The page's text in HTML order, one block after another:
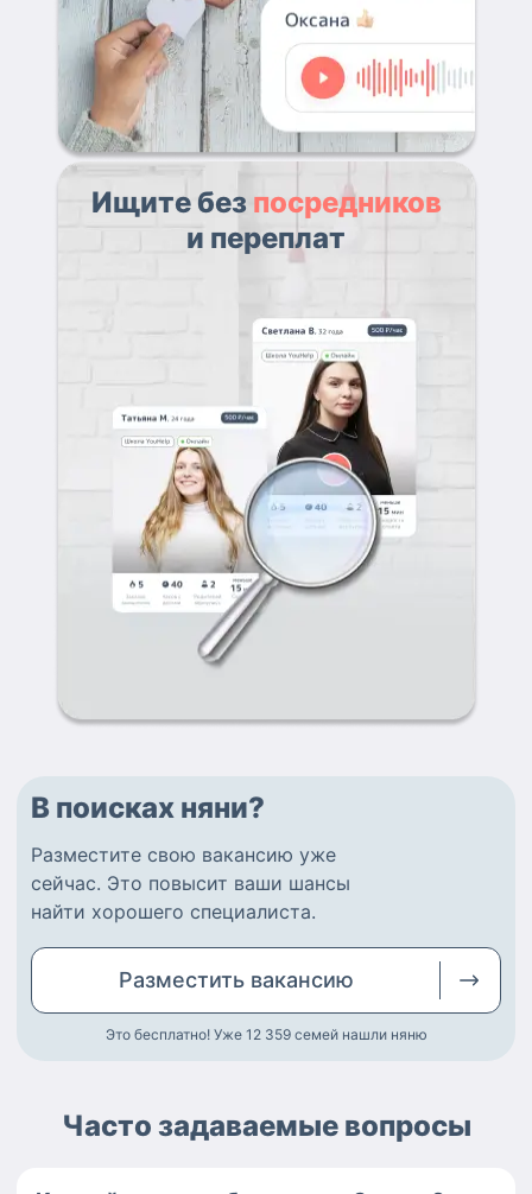
Ищите без посредников
и переплат
В поисках няни?
Разместите свою вакансию уже
сейчас. Это повысит ваши шансы
найти хорошего специалиста.
Разместить вакансию
Это бесплатно! Уже 12 359 семей нашли няню
Часто задаваемые вопросы